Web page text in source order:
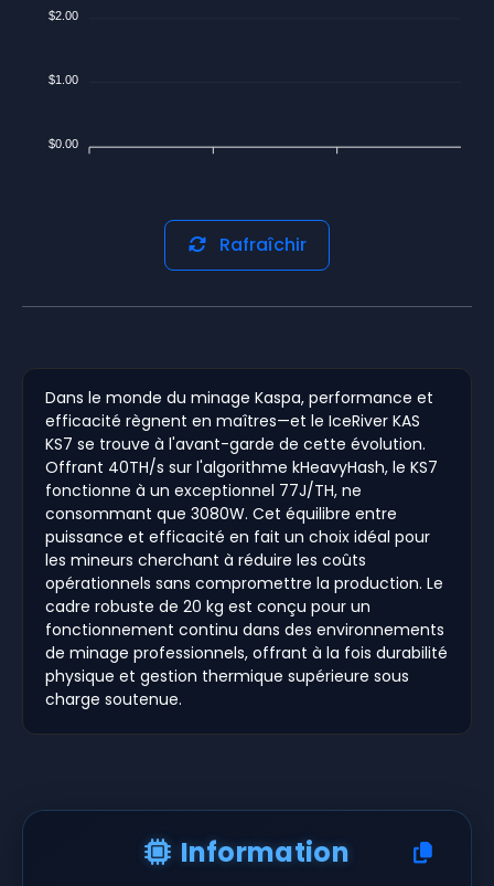
$2.00
$1.00
$0.00
Rafraîchir
Dans le monde du minage Kaspa, performance et
efficacité règnent en maîtres—et le IceRiver KAS
KS7 se trouve à l'avant-garde de cette évolution.
Offrant 40TH/s sur l'algorithme kHeavyHash, le KS7
fonctionne à un exceptionnel 77J/TH, ne
consommant que 3080W. Cet équilibre entre
puissance et efficacité en fait un choix idéal pour
les mineurs cherchant à réduire les coûts
opérationnels sans compromettre la production. Le
cadre robuste de 20 kg est conçu pour un
fonctionnement continu dans des environnements
de minage professionnels, offrant à la fois durabilité
physique et gestion thermique supérieure sous
charge soutenue.
Information